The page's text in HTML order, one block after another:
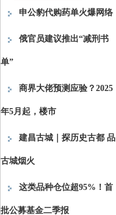
申公豹代购药单火爆网络
俄官员建议推出“减刑书
单”
商界大佬预测应验？2025
年5月起，楼市
建昌古城｜探历史古都 品
古城烟火
这类品种仓位超95%！首
批公募基金二季报